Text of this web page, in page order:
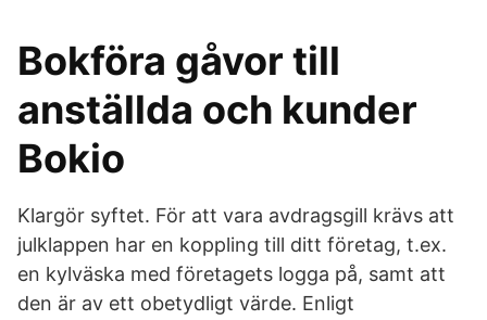
Bokföra gåvor till
anställda och kunder
Bokio
Klargör syftet. För att vara avdragsgill krävs att
julklappen har en koppling till ditt företag, t.ex.
en kylväska med företagets logga på, samt att
den är av ett obetydligt värde. Enligt